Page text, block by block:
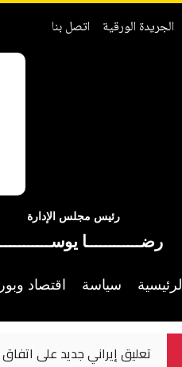
الجريدة الورقية اتصل بنا
رئيس مجلس الإدارة
رضــــــــــــا
الرئيسية سياسة اقتصاد
تعليق إيراني جديد على